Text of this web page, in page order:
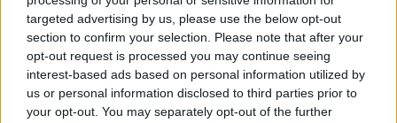
targeted advertising by us, please use the below opt-out
section to confirm your selection. Please note that after your
opt-out request is processed you may continue seeing
interest-based ads based on personal information utilized by
us or personal information disclosed to third parties prior to
your opt-out. You may separately opt-out of the further
ΔΗΜΟΦΙΛΗ
Γιατί τρίβει τα χέρια του ο Σαμαράς, τι ετοιμάζει ο
Πλεύρης και πώς περνάει το καλοκαίρι ο
Τριαντόπουλος